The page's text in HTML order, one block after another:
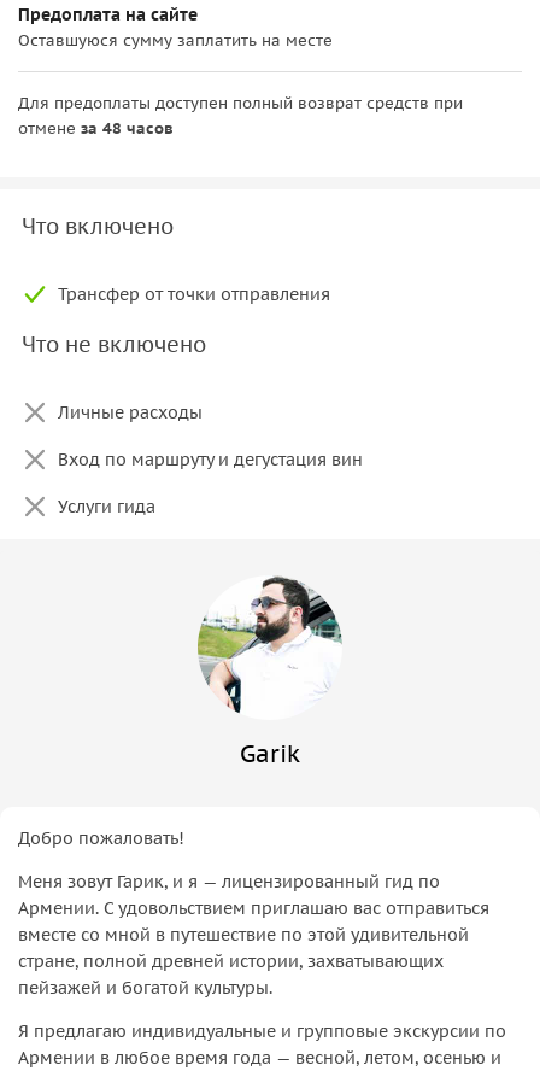
Предоплата на сайте
Оставшуюся сумму заплатить на месте
Для предоплаты доступен полный возврат средств при
отмене за 48 часов
Что включено
Трансфер от точки отправления
Что не включено
Личные расходы
Вход по маршруту и дегустация вин
Услуги гида
Garik
Добро пожаловать!
Меня зовут Гарик, и я — лицензированный гид по
Армении. С удовольствием приглашаю вас отправиться
вместе со мной в путешествие по этой удивительной
стране, полной древней истории, захватывающих
пейзажей и богатой культуры.
Я предлагаю индивидуальные и групповые экскурсии по
Армении в любое время года — весной, летом, осенью и